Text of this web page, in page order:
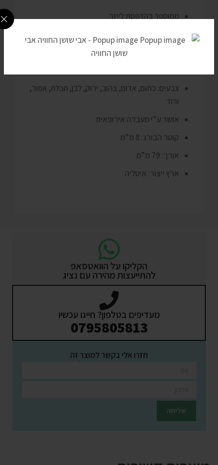
ממוספר בהדפסת לייזר
ישנה אפשרות להוסיף, ברקוד או לוגו אישי
צבעים: כתום, אדום, צהוב, ירוק, לבן, תכלת, אפור,
ורוד
אושר ע”י מעבדה אירופאית
קוטר הבורג: 8 מ”מ
אורך: 79 מ”מ
ארץ ייצור: איטליה
הקליקו על הוואטסאפ
להתייעצות מהירה עם נציג
מעדיפים בטלפון? חייגו עכשיו
0795805813
חזרו אלי בקשר למוצר זה
השאירו פרטים ונציגינו יחזרו אליכם בהקדם